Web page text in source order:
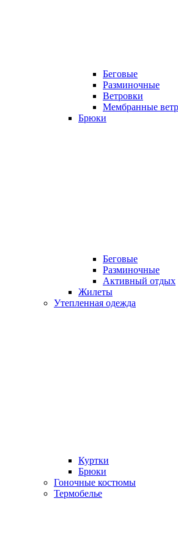
Беговые
Разминочные
Ветровки
Мембранные
Брюки
Беговые
Разминочные
Активный отдых
Жилеты
Утепленная одежда
Куртки
Брюки
Гоночные костюмы
Термобелье